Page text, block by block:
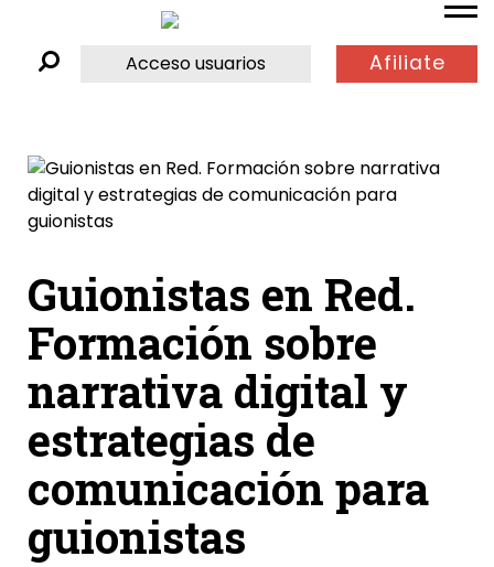
Acceso usuarios Afiliate
Guionistas en Red.
Formación sobre
narrativa digital y
estrategias de
comunicación para
guionistas